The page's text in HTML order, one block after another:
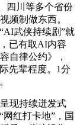
四川等多个省份
频制做东西。
武侠持续剧”就
已有取AI内容
自律公约》，
先辈程度。1分
现持续迸发式
红打卡地”，国